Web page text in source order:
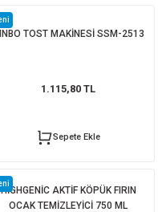
TOST MAKİNESİ SSM-2513
1.115,80 TL
Sepete Ekle
HİGHGENİC AKTİF KÖPÜK FIRIN
OCAK TEMİZLEYİCİ 750 ML